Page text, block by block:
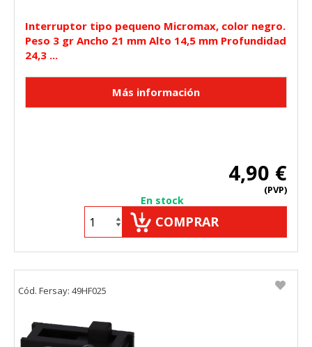
Interruptor tipo pequeno Micromax, color negro.
Peso 3 gr Ancho 21 mm Alto 14,5 mm Profundidad
24,3 ...
4,90 €
(PVP)
En stock
COMPRAR
Cód. Fersay: 49HF025